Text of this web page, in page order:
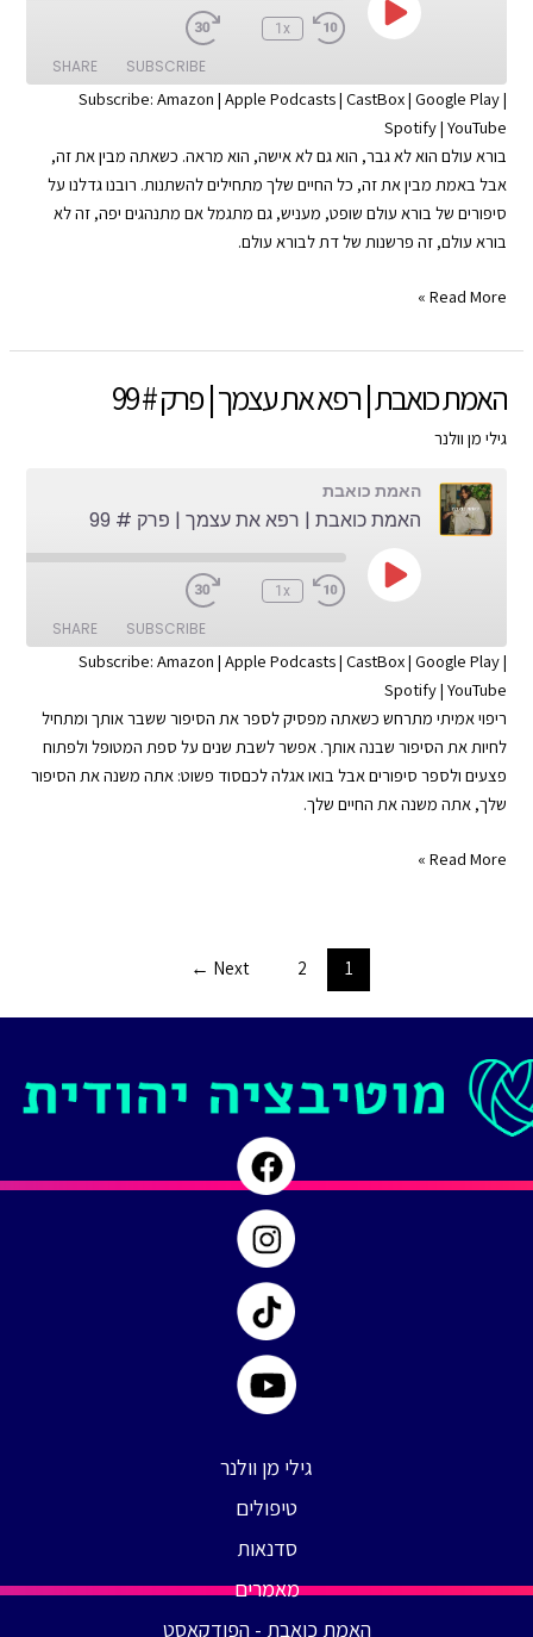
Play
Episode
1x
SUBSCRIBE
SHARE
Amazon
Spotify
YouTube
RSS FEED
SHARE
LINK
EMBED
Subscribe: Amazon | Apple Podcasts| CastBox| Google Play|
Spotify| YouTube
בורא עולם הוא לא גבר, הוא גם לא אישה, הוא מראה. כשאתה מבין את זה,
אבל באמת מבין את זה, כל החיים שלך מתחילים להשתנות. רובנו גדלנו על
סיפורים של בורא עולם שופט, מעניש, גם מתגמל אם מתנהגים יפה, זה לא
בורא עולם, זה פרשנות של דת לבורא עולם.
הרצאת
|
כואבת
|
100
Read More »
האמת כואבת | רפא את עצמך | פרק # 99
גילי מן וולנר
האמת כואבת
האמת כואבת | רפא את עצמך | פרק # 99
Play
Episode
1x
SUBSCRIBE
SHARE
Amazon
Spotify
RSS FEED
SHARE
LINK
EMBED
Subscribe: Amazon | Apple Podcasts| CastBox| Google Play|
Spotify| YouTube
ריפוי אמיתי מתרחש כשאתה מפסיק לספר את הסיפור ששבר אותך ומתחיל
לחיות את הסיפור שבנה אותך. אפשר לשבת שנים על ספת המטופל ולפתוח
פצעים ולספר סיפורים אבל בואו אגלה לכםסוד פשוט: אתה משנה את הסיפור
שלך, אתה משנה את החיים שלך.
האמת
פרק
#
99
Read More »
1
2
Next
←
גילי מן וולנר
טיפולים
סדנאות
מאמרים
האמת כואבת - הפודקאסט